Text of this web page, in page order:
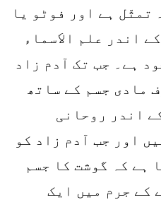
تمثّل ہے اور فوٹو یا
اندر علم الاَسماء
ہے۔ جب تک آدم زاد
مادی جسم کے ساتھ
اندر روحانی
اور جب آدم زاد کو
ہے کہ گوشت کا جسم
کے جرم میں ایک